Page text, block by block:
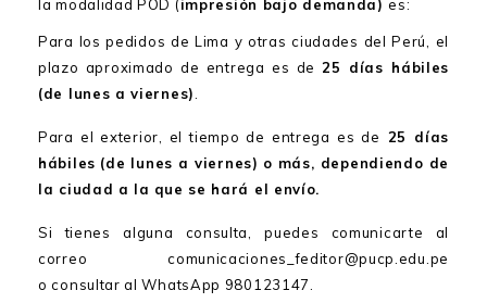
la modalidad POD (impresión bajo demanda)es:
Para los pedidos de Lima y otras ciudades del Perú, el
plazo aproximado de entrega es de25 días hábiles
(de lunes a viernes)
Para el exterior, el tiempo de entrega es de 25 días
hábiles (de lunes a viernes) o más, dependiendo de
la ciudad a la que se hará el envío.
Si tienes alguna consulta, puedes comunicarte al
correo comunicaciones_feditor@pucp.edu.pe
o consultar al WhatsApp 980123147.